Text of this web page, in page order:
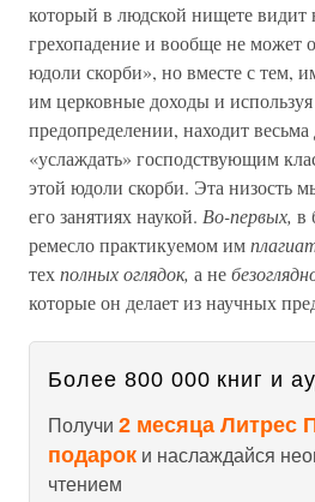
который в людской нищете видит
грехопадение и вообще не может
юдоли скорби», но вместе с тем,
им церковные доходы и
предопределении, находит
«услаждать» господствующим
этой юдоли скорби. Эта низость
его занятиях наукой. Во-первых, в
ремесло практикуемом им
техполных оглядок, а не
которые он делает из научных
Более 800 000 книг и
Получи 2 месяца Литрес
подарок и наслаждайся
чтением